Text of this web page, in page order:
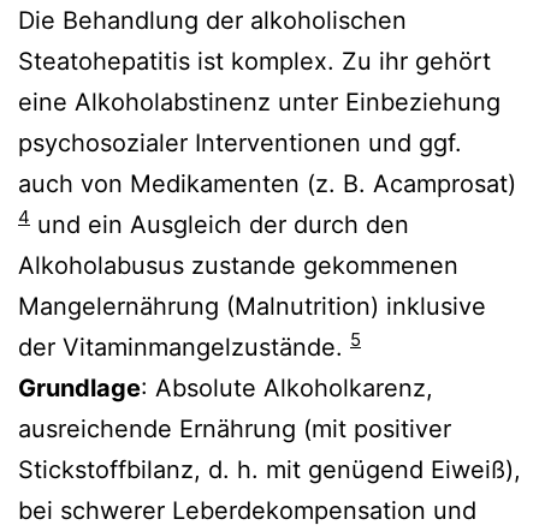
Die Behandlung der alkoholischen
Steatohepatitis ist komplex. Zu ihr gehört
eine Alkoholabstinenz unter Einbeziehung
psychosozialer Interventionen und ggf.
auch von Medikamenten (z. B. Acamprosat)
4 und ein Ausgleich der durch den
Alkoholabusus zustande gekommenen
Mangelernährung (Malnutrition) inklusive
der Vitaminmangelzustände. 5
Grundlage: Absolute Alkoholkarenz,
ausreichende Ernährung (mit positiver
Stickstoffbilanz, d. h. mit genügend Eiweiß),
bei schwerer Leberdekompensation und